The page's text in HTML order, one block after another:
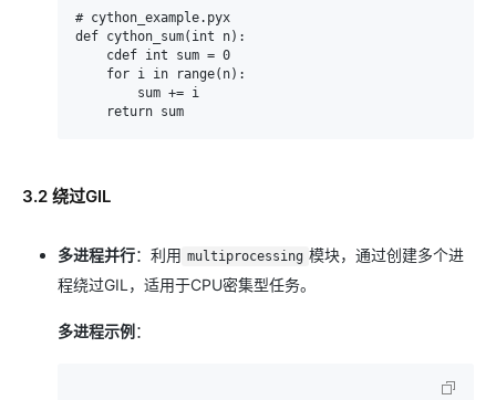
# cython_example.pyx
def cython_sum(int n):
3.2 绕过GIL
多进程并行：利用 multiprocessing 模块，通过创建多个进
程绕过GIL，适用于CPU密集型任务。
多进程示例 ：